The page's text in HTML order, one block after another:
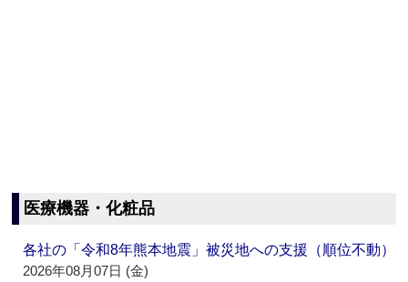
医療機器・化粧品
各社の「令和8年熊本地震」被災地への支援（順位不動）
2026年08月07日 (金)